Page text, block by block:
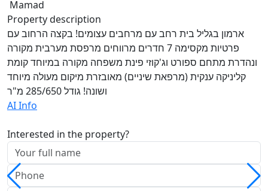
Mamad
Property description
ארמון בגליל בית רחב עם מרחבים עצומים! בקצה הרחוב עם
פרטיות מקסימה 7 חדרים מרווחים מרפסת מערבית מקורה
ונהדרת מתחם ספורט וג'קוזי פינת משפחה מקורה במיוחד קומת
קליניקה ענקית (מרפאת שיניים) מאובזרת מיקום מעולה מיוחד
ושונה! גודל 285/650 מ"ר
AI Info
Interested in the property?